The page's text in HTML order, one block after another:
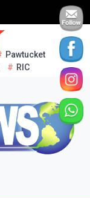
Pawtucket
RIC